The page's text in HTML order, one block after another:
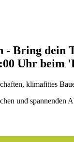
Bring dein
Uhr beim
klimafittes
und spannenden